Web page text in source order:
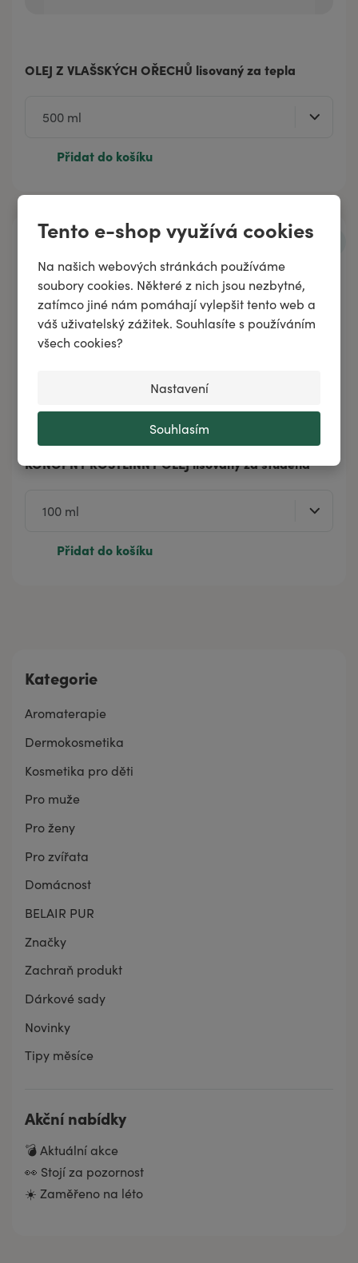
Tento e-shop využívá cookies
Na našich webových stránkách používáme
soubory cookies. Některé z nich jsou nezbytné,
zatímco jiné nám pomáhají vylepšit tento web a
váš uživatelský zážitek. Souhlasíte s používáním
všech cookies?
Nastavení
Souhlasím
OLEJ Z VLAŠSKÝCH OŘECHŮ lisovaný za tepla
Přidat do košíku
KONOPNÝ ROSTLINNÝ OLEJ lisovaný za studena
Přidat do košíku
Kategorie
Aromaterapie
Dermokosmetika
Kosmetika pro děti
Pro muže
Pro ženy
Pro zvířata
Domácnost
BELAIR PUR
Značky
Zachraň produkt
Dárkové sady
Novinky
Tipy měsíce
Akční nabídky
💣 Aktuální akce
👀 Stojí za pozornost
☀️ Zaměřeno na léto